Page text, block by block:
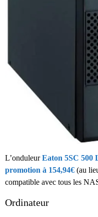
L’onduleurEaton 5SC 500
promotion à 154,94€ (au
compatible avec tous les
Ordinateur